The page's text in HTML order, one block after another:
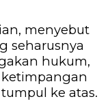
menyebut
seharusnya
hukum,
ke atas.